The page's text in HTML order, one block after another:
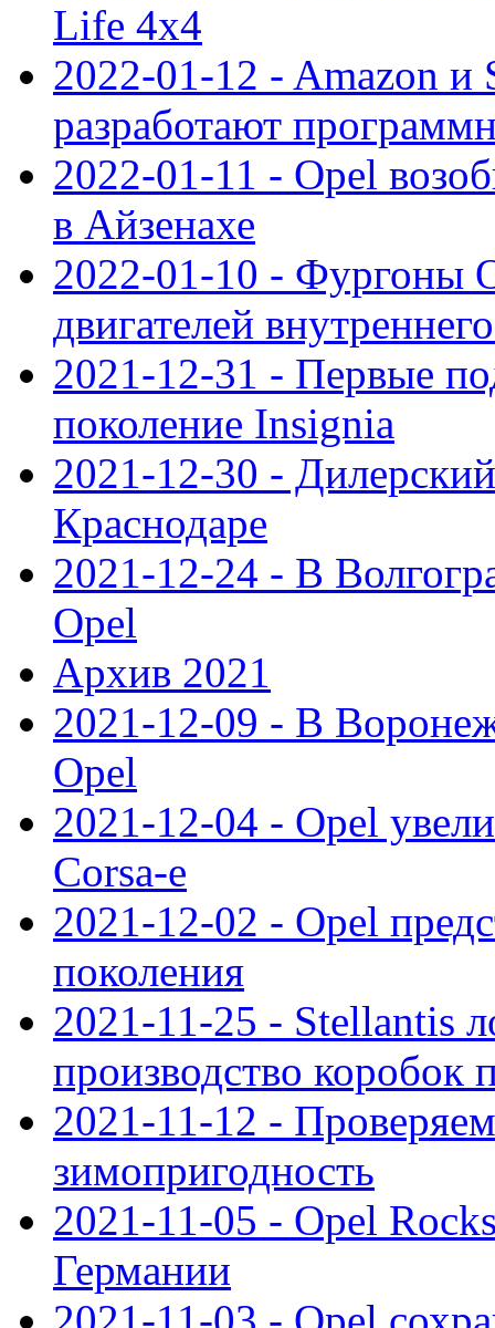
Life 4x4
2022-01-12 - Amazon и
разработают
2022-01-11 - Opel
в Айзенахе
2022-01-10 - Фургоны
двигателей
2021-12-31 - Первые
поколение Insignia
2021-12-30 -
Краснодаре
2021-12-24 - В
Opel
Архив 2021
2021-12-09 - В
Opel
2021-12-04 - Opel
Corsa-e
2021-12-02 - Opel
поколения
2021-11-25 - Stellantis
производство коробок
2021-11-12 -
зимопригодность
2021-11-05 - Opel
Германии